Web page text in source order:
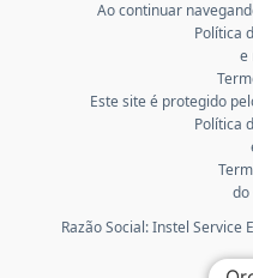
Ao continuar
Política
e
Este site é protegido
Política
do
Razão Social: Instel